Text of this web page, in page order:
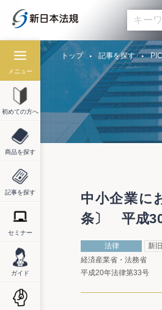
メニュー
初めての方へ
商品を探す
記事を探す
セミナー
ガイド
トップ 記事を探す
中小企業に
条〕 平成30
法律 新
経済産業省・法務省
平成20年法律第33号